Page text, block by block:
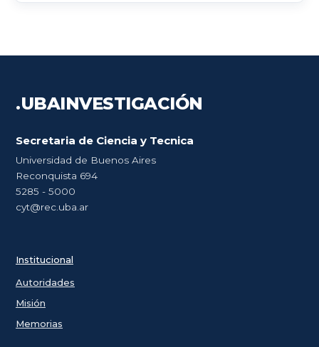
.UBAINVESTIGACIÓN
Secretaria de Ciencia y Tecnica
Universidad de Buenos Aires
Reconquista 694
5285 - 5000
cyt@rec.uba.ar
Institucional
Autoridades
Misión
Memorias